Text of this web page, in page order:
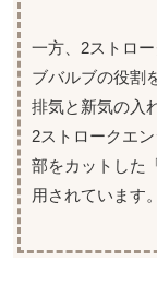
一方、2ストロ
ブバルブの役割
排気と新気の入
2ストロークエ
部をカットした
用されています。